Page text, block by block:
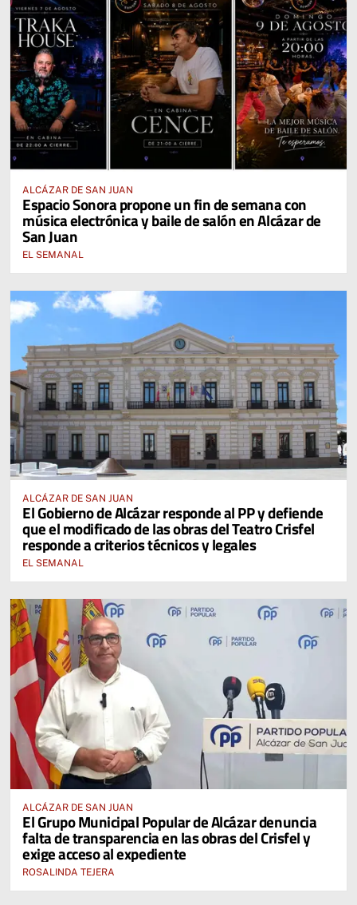
ALCÁZAR DE SAN JUAN
Espacio Sonora propone un fin de semana con
música electrónica y baile de salón en Alcázar de
San Juan
EL SEMANAL
ALCÁZAR DE SAN JUAN
El Gobierno de Alcázar responde al PP y defiende
que el modificado de las obras del Teatro Crisfel
responde a criterios técnicos y legales
EL SEMANAL
ALCÁZAR DE SAN JUAN
El Grupo Municipal Popular de Alcázar denuncia
falta de transparencia en las obras del Crisfel y
exige acceso al expediente
ROSALINDA TEJERA